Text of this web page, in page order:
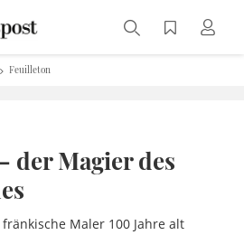
Feuilleton
der Magier des
Maler 100 Jahre alt